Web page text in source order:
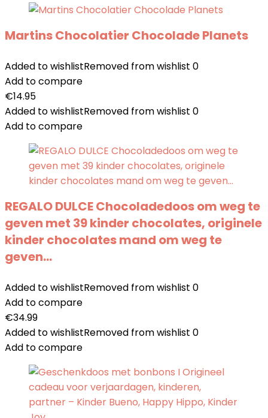
Martins Chocolatier Chocolade Planets
Added to wishlistRemoved from wishlist 0
Add to compare
€14.95
Added to wishlistRemoved from wishlist 0
Add to compare
REGALO DULCE Chocoladedoos om weg te
geven met 39 kinder chocolates, originele
kinder chocolates mand om weg te
geven…
Added to wishlistRemoved from wishlist 0
Add to compare
€34.99
Added to wishlistRemoved from wishlist 0
Add to compare